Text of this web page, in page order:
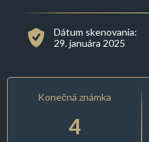
Dátum skenovania:
29. januára 2025
Konečná známka
4